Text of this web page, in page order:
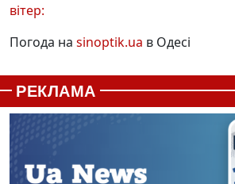
вітер:
Погода на sinoptik.ua в Одесі
РЕКЛАМА